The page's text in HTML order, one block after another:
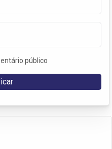
público